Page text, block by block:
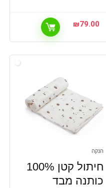
₪79.00
הנקה
חיתול קטן 100%
כותנה מבד